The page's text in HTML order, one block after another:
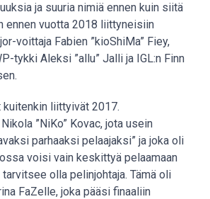
ja suuria nimiä ennen kuin siitä
ennen vuotta 2018 liittyneisiin
voittaja Fabien ”kioShiMa” Fiey,
tykki Aleksi ”allu” Jalli ja IGL:n Finn
kuitenkin liittyivät 2017.
”NiKo” Kovac, jota usein
parhaaksi pelaajaksi” ja joka oli
voisi vain keskittyä pelaamaan
tarvitsee olla pelinjohtaja. Tämä oli
FaZelle, joka pääsi finaaliin